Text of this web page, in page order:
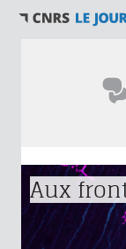
Vous êtes ici
Aux